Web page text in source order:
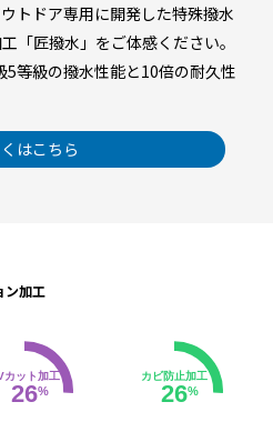
トドア専用に開発した特殊撥水
「匠撥水」をご体感ください。
5等級の撥水性能と10倍の耐久性
はこちら
ン加工
カット加工
26%
カビ防止加工
26%